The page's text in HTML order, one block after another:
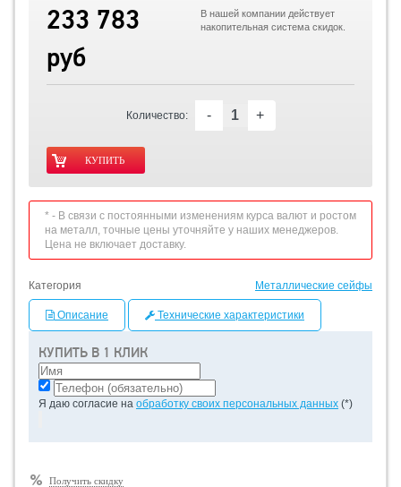
КУПИТЬ В 1 КЛИК
Я даю согласие на обработку своих персональных данных (*)
Получить скидку
233 783
руб
В нашей компании действует
накопительная система скидок.
Количество: - +
* - В связи с постоянными изменениям курса валют и ростом
на металл, точные цены уточняйте у наших менеджеров.
Цена не включает доставку.
Категория Металлические сейфы
Описание Технические характеристики